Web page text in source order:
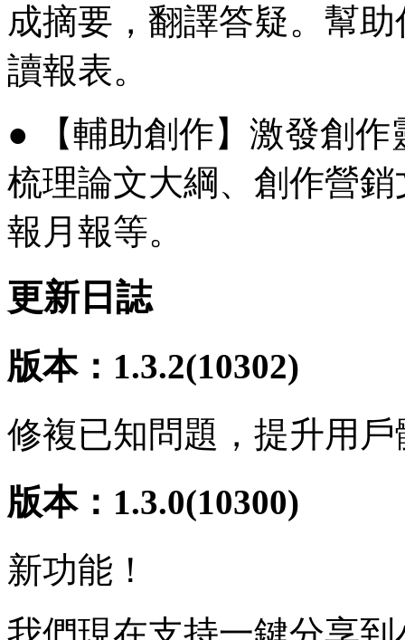
成摘要，翻譯答疑。幫
讀報表。
● 【輔助創作】激發創
梳理論文大綱、創作營
報月報等。
更新日誌
版本：1.3.2(10302)
修複已知問題，提升用戶
版本：1.3.0(10300)
新功能！